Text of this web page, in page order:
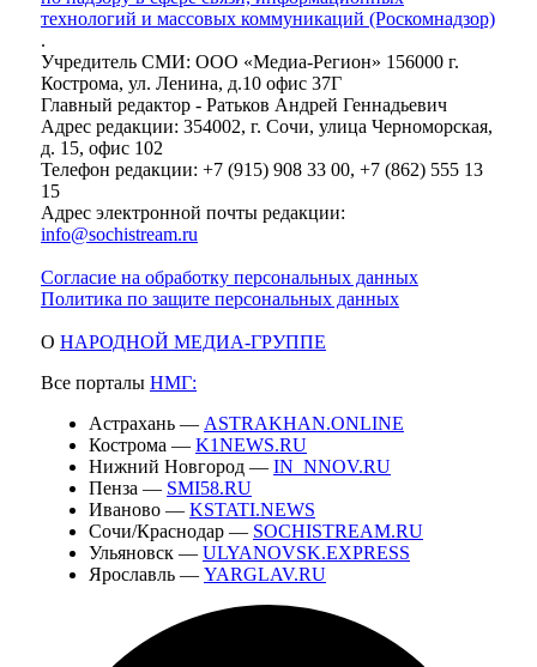
технологий и массовых коммуникаций (Роскомнадзор)
.
Учредитель СМИ: ООО «Медиа-Регион» 156000 г.
Кострома, ул. Ленина, д.10 офис 37Г
Главный редактор - Ратьков Андрей Геннадьевич
Адрес редакции: 354002, г. Сочи, улица Черноморская,
д. 15, офис 102
Телефон редакции: +7 (915) 908 33 00, +7 (862) 555 13
15
Адрес электронной почты редакции:
info@sochistream.ru
Согласие на обработку персональных данных
Политика по защите персональных данных
О НАРОДНОЙ МЕДИА-ГРУППЕ
Все порталы НМГ:
Астрахань — ASTRAKHAN.ONLINE
Кострома — K1NEWS.RU
Нижний Новгород — IN_NNOV.RU
Пенза — SMI58.RU
Иваново — KSTATI.NEWS
Сочи/Краснодар — SOCHISTREAM.RU
Ульяновск — ULYANOVSK.EXPRESS
Ярославль — YARGLAV.RU